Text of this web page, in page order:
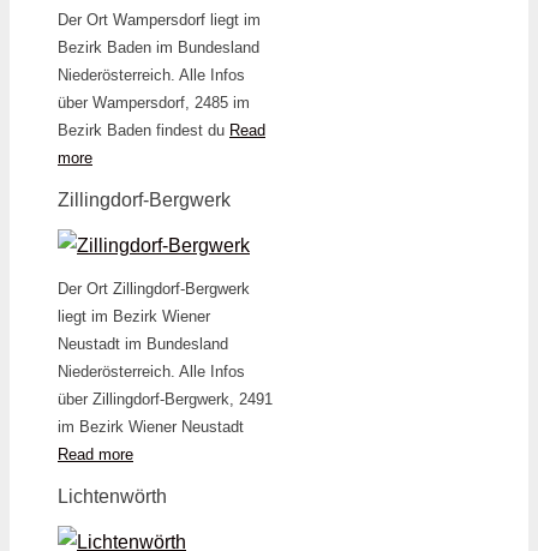
Der Ort Wampersdorf liegt im
Bezirk Baden im Bundesland
Niederösterreich. Alle Infos
über Wampersdorf, 2485 im
Bezirk Baden findest du Read
more
Zillingdorf-Bergwerk
Der Ort Zillingdorf-Bergwerk
liegt im Bezirk Wiener
Neustadt im Bundesland
Niederösterreich. Alle Infos
über Zillingdorf-Bergwerk, 2491
im Bezirk Wiener Neustadt
Read more
Lichtenwörth